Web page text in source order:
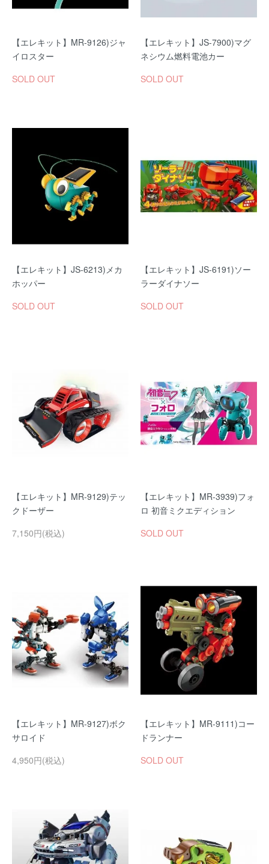
【エレキット】MR-9126)ジャ
イロスター
SOLD OUT
【エレキット】JS-7900)マグ
ネシウム燃料電池カー
SOLD OUT
【エレキット】JS-6213)メカ
ホッパー
SOLD OUT
【エレキット】JS-6191)ソー
ラーダイナソー
SOLD OUT
【エレキット】MR-9129)テッ
クドーザー
7,150円(税込)
【エレキット】MR-3939)フォ
ロ 初音ミクエディション
SOLD OUT
【エレキット】MR-9127)ボク
サロイド
4,950円(税込)
【エレキット】MR-9111)コー
ドランナー
SOLD OUT